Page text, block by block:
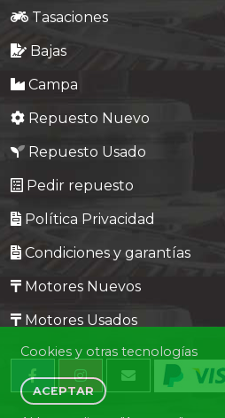
Tasaciones
Bajas
Campa
Repuesto Nuevo
Repuesto Usado
Pedir repuesto
Política Privacidad
Condiciones y garantías
Motores Nuevos
Motores Usados
Cookies y otras tecnologías
ACEPTAR